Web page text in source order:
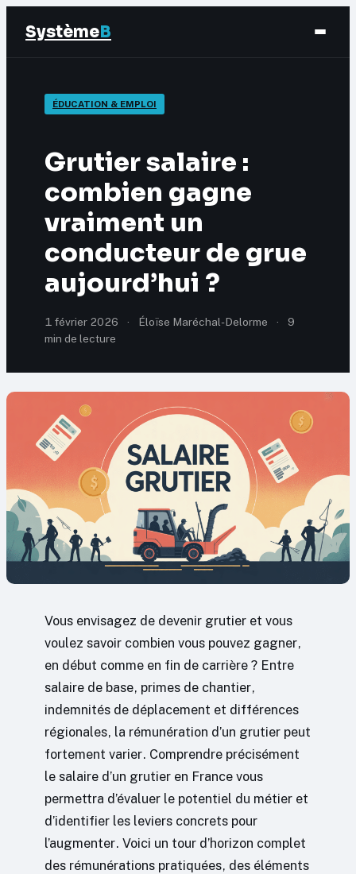
SystèmeB
Finance
Éducation & Emploi
Marketing
ÉDUCATION & EMPLOI
Grutier salaire :
combien gagne
vraiment un
conducteur de grue
aujourd’hui ?
1 février 2026 · Éloïse Maréchal-Delorme ·
9
min de lecture
Vous envisagez de devenir grutier et vous
voulez savoir combien vous pouvez gagner,
en début comme en fin de carrière ? Entre
salaire de base, primes de chantier,
indemnités de déplacement et différences
régionales, la rémunération d’un grutier peut
fortement varier. Comprendre précisément
le salaire d’un grutier en France vous
permettra d’évaluer le potentiel du métier et
d’identifier les leviers concrets pour
l’augmenter. Voici un tour d’horizon complet
des rémunérations pratiquées, des éléments